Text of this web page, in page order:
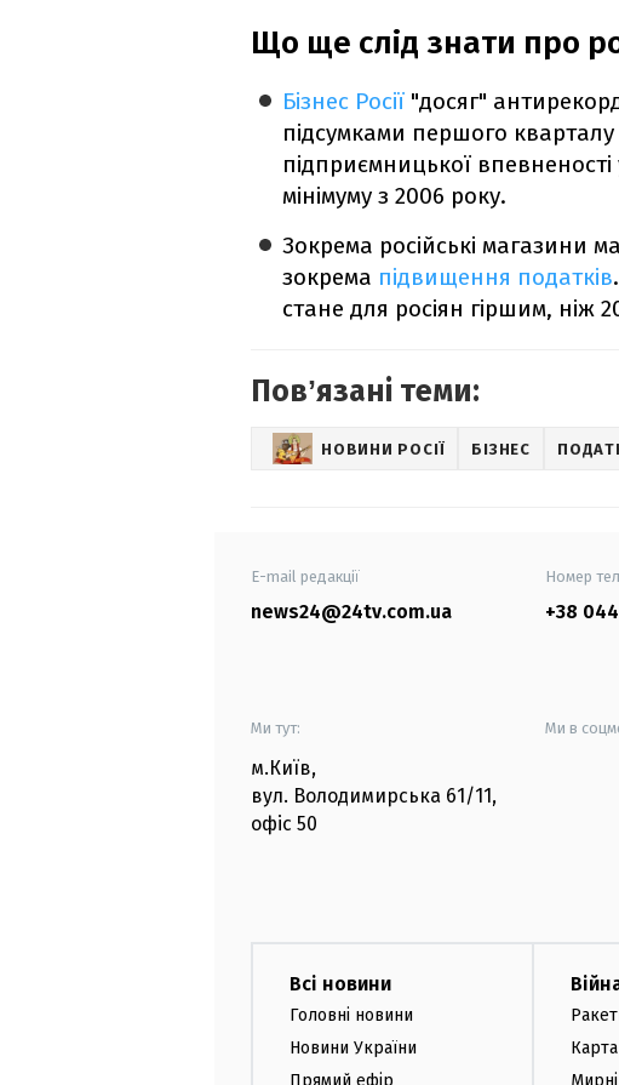
Що ще слід знати про
Бізнес Росії "досяг"
підсумками першого кварталу
підприємницької впевненості
мінімуму з 2006 року.
Зокрема російські магазини
зокрема підвищення податків
стане для росіян гіршим, ніж
Повʼязані теми:
НОВИНИ РОСІЇ БІЗНЕС
E-mail редакції
news24@24tv.com.ua
Номер
+38
Ми тут:
м.Київ,
вул. Володимирська 61/11,
офіс 50
Ми в
Всі новини
Головні новини
Новини України
Прямий ефір